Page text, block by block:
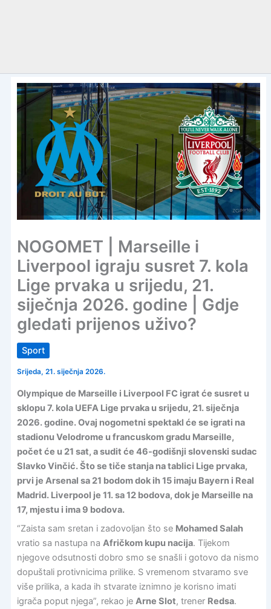
NOGOMET | Marseille i
Liverpool igraju susret 7. kola
Lige prvaka u srijedu, 21.
siječnja 2026. godine | Gdje
gledati prijenos uživo?
Sport
Srijeda, 21. siječnja 2026.
Olympique de Marseille i Liverpool FC igrat će susret u
sklopu 7. kola UEFA Lige prvaka u srijedu, 21. siječnja
2026. godine. Ovaj nogometni spektakl će se igrati na
stadionu Velodrome u francuskom gradu Marseille,
počet će u 21 sat, a sudit će 46-godišnji slovenski sudac
Slavko Vinčić. Što se tiče stanja na tablici Lige prvaka,
prvi je Arsenal sa 21 bodom dok ih 15 imaju Bayern i Real
Madrid. Liverpool je 11. sa 12 bodova, dok je Marseille na
17, mjestu i ima 9 bodova.
“Zaista sam sretan i zadovoljan što se Mohamed Salah
vratio sa nastupa na Afričkom kupu nacija. Tijekom
njegove odsutnosti dobro smo se snašli i gotovo da nismo
dopuštali protivnicima prilike. S vremenom stvaramo sve
više prilika, a kada ih stvarate iznimno je korisno imati
igrača poput njega”, rekao je Arne Slot, trener Redsa.